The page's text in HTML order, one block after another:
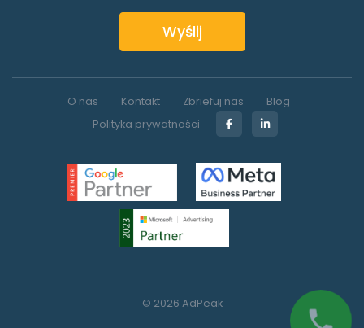
Wyślij
O nas Kontakt Zbriefuj nas
Blog
Polityka prywatności
© 2026 AdPeak